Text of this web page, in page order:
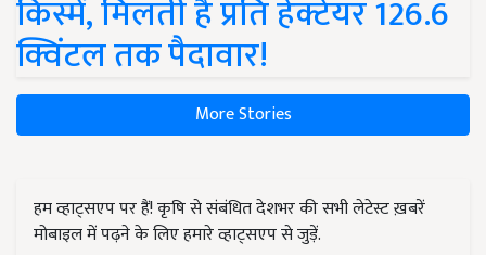
किस्में, मिलती है प्रति हेक्टेयर 126.6
क्विंटल तक पैदावार!
More Stories
हम व्हाट्सएप पर हैं! कृषि से संबंधित देशभर की सभी लेटेस्ट ख़बरें
मोबाइल में पढ़ने के लिए हमारे व्हाट्सएप से जुड़ें.